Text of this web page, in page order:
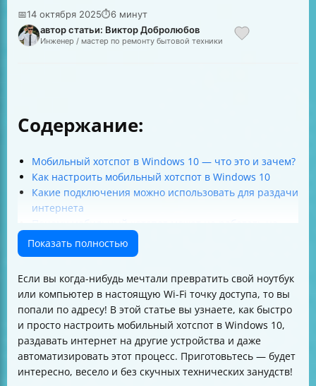
📅14 октября 2025⏱6 минут
автор статьи: Виктор Добролюбов
Инженер / мастер по ремонту бытовой техники
Содержание:
Мобильный хотспот в Windows 10 — что это и зачем?
Как настроить мобильный хотспот в Windows 10
Какие подключения можно использовать для раздачи
интернета
стационарном компьютере
Ошибки при настройке и как их исправить
включении мобильного хотспота
Как обновить драйверы Wi-Fi адаптера
Как проверить и исправить проблемы с
подключением устройств к мобильному хотспоту
Автоматический запуск мобильного хотспота при
включении компьютера
Как отключить автоматический запуск хотспота
Показать полностью
Если вы когда-нибудь мечтали превратить свой ноутбук
или компьютер в настоящую Wi-Fi точку доступа, то вы
попали по адресу! В этой статье вы узнаете, как быстро
и просто настроить мобильный хотспот в Windows 10,
раздавать интернет на другие устройства и даже
автоматизировать этот процесс. Приготовьтесь — будет
интересно, весело и без скучных технических занудств!